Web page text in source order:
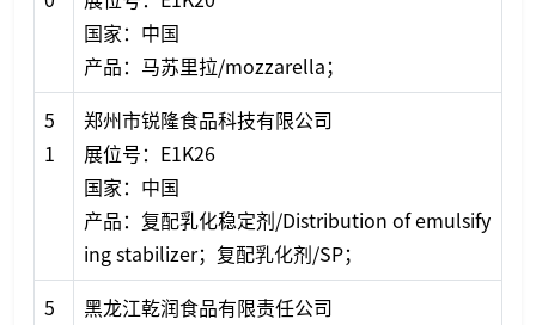
国家：中国
产品：马苏里拉/mozzarella；
5
1
郑州市锐隆食品科技有限公司
展位号：E1K26
国家：中国
产品：复配乳化稳定剂/Distribution of emulsify
ing stabilizer；复配乳化剂/SP；
5
黑龙江乾润食品有限责任公司